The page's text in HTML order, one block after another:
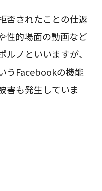
否されたことの仕返
性的場面の動画など
ノといいますが、
うFacebookの機能
害も発生していま